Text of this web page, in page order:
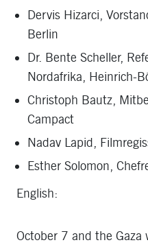
Dervis Hizarci,
Berlin
Dr. Bente Scheller,
Nordafrika, Heinrich-
Christoph Bautz,
Campact
Nadav Lapid,
Esther Solomon,
English:
October 7 and the Gaza